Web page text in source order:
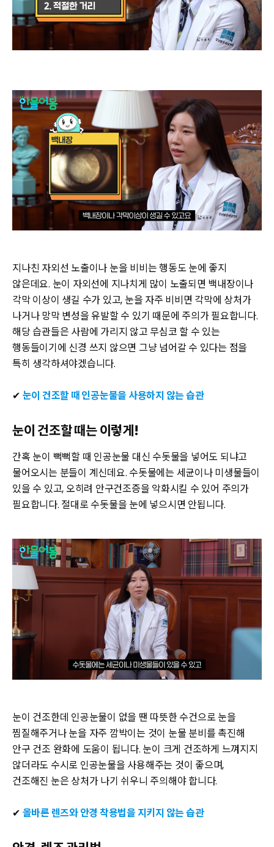
지나친 자외선 노출이나 눈을 비비는 행동도 눈에 좋지
않은데요. 눈이 자외선에 지나치게 많이 노출되면 백내장이나
각막 이상이 생길 수가 있고, 눈을 자주 비비면 각막에 상처가
나거나 망막 변성을 유발할 수 있기 때문에 주의가 필요합니다.
해당 습관들은 사람에 가리지 않고 무심코 할 수 있는
행동들이기에 신경 쓰지 않으면 그냥 넘어갈 수 있다는 점을
특히 생각하셔야겠습니다.
✔ 눈이 건조할 때 인공눈물을 사용하지 않는 습관
눈이 건조할 때는 이렇게!
간혹 눈이 뻑뻑할 때 인공눈물 대신 수돗물을 넣어도 되냐고
물어오시는 분들이 계신데요. 수돗물에는 세균이나 미생물들이
있을 수 있고, 오히려 안구건조증을 악화시킬 수 있어 주의가
필요합니다. 절대로 수돗물을 눈에 넣으시면 안됩니다.
눈이 건조한데 인공눈물이 없을 땐 따뜻한 수건으로 눈을
찜질해주거나 눈을 자주 깜박이는 것이 눈물 분비를 촉진해
안구 건조 완화에 도움이 됩니다. 눈이 크게 건조하게 느껴지지
않더라도 수시로 인공눈물을 사용해주는 것이 좋으며,
건조해진 눈은 상처가 나기 쉬우니 주의해야 합니다.
✔ 올바른 렌즈와 안경 착용법을 지키지 않는 습관